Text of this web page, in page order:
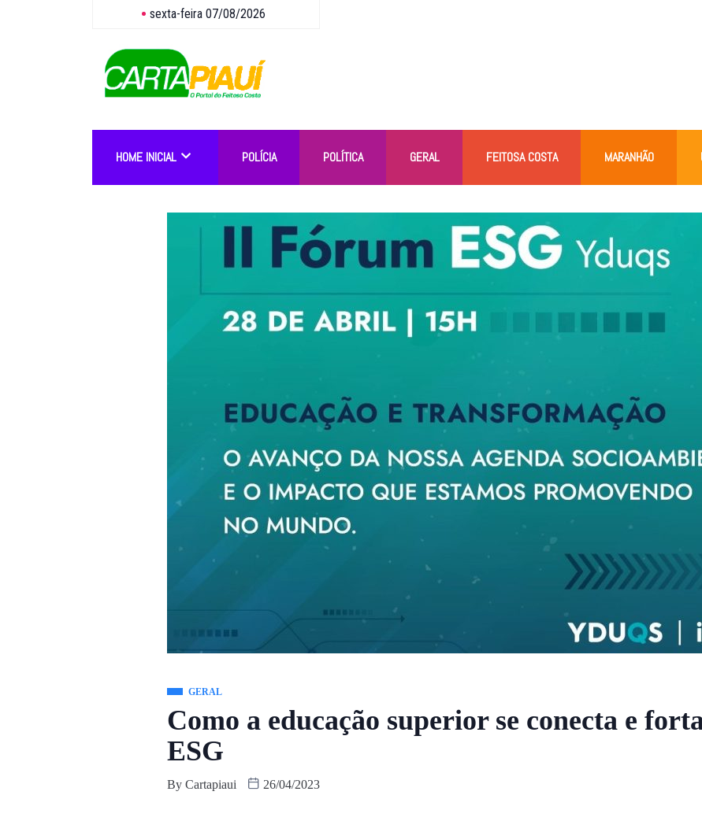
sexta-feira 07/08/2026
HOME INICIAL POLÍCIA POLÍTICA GERAL FEITOSA COSTA MARANHÃO
GERAL
Como a educação superior se conecta e
ESG
By Cartapiaui 26/04/2023